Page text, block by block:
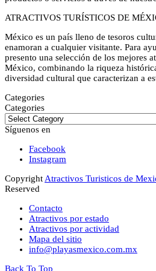
ATRACTIVOS TURÍSTICOS DE
México es un país lleno de tesoros
enamoran a cualquier visitante. Para
presento una selección de los mejores
México, combinando la riqueza
diversidad cultural que caracterizan a
Categories
Categories
Síguenos en
Facebook
Instagram
CopyrightAtractivos Turisticos de
Reserved
Contacto
Atractivos por estado
Atractivos por actividad
Mapa del sitio
info@playasmexico.com.mx
Back To Top